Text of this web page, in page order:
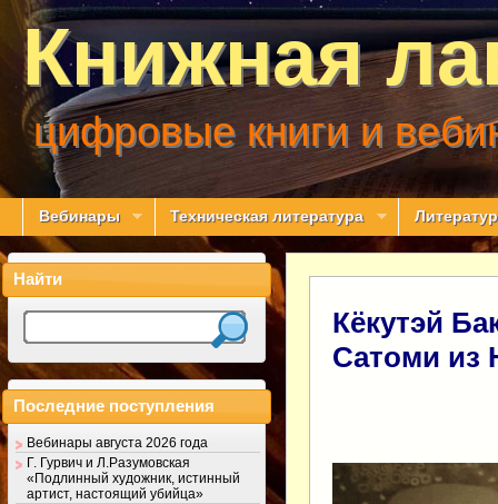
Книжная
цифровые книги и
Вебинары Техническая литература
Кёкутэй
Сатоми
Найти
Последние поступления
Вебинары августа 2026 года
Г. Гурвич и Л.Разумовская
«Подлинный художник, истинный
артист, настоящий убийца»